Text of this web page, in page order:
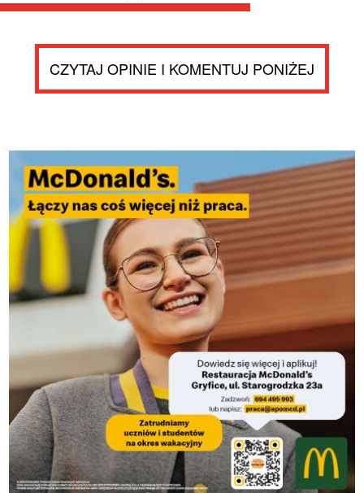
CZYTAJ OPINIE I KOMENTUJ PONIŻEJ